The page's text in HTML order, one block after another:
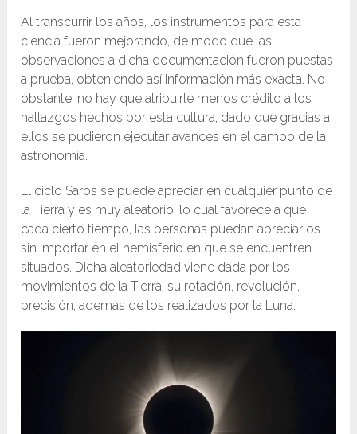
Al transcurrir los años, los instrumentos para esta
ciencia fueron mejorando, de modo que las
observaciones a dicha documentación fueron puestas
a prueba, obteniendo así información más exacta. No
obstante, no hay que atribuirle menos crédito a los
hallazgos hechos por esta cultura, dado que gracias a
ellos se pudieron ejecutar avances en el campo de la
astronomía.
El ciclo Saros se puede apreciar en cualquier punto de
la Tierra y es muy aleatorio, lo cual favorece a que
cada cierto tiempo, las personas puedan apreciarlos
sin importar en el hemisferio en que se encuentren
situados. Dicha aleatoriedad viene dada por los
movimientos de la Tierra, su rotación, revolución,
precisión, además de los realizados por la Luna.